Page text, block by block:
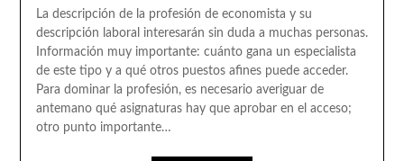
La descripción de la profesión de economista y su
descripción laboral interesarán sin duda a muchas personas.
Información muy importante: cuánto gana un especialista
de este tipo y a qué otros puestos afines puede acceder.
Para dominar la profesión, es necesario averiguar de
antemano qué asignaturas hay que aprobar en el acceso;
otro punto importante…